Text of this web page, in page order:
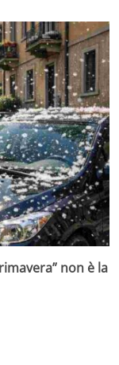
non è la